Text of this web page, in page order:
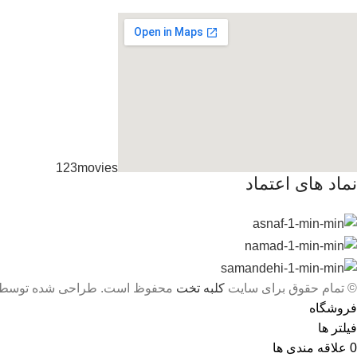
123movies
embedgooglemap.net
نماد های اعتماد
© تمام حقوق برای سایت کلبه تخت محفوظ است. طراحی شده
فروشگاه
فیلتر ها
0 علاقه مندی ها